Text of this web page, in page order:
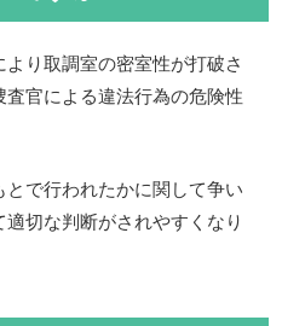
り取調室の密室性が打破さ
官による違法行為の危険性
で行われたかに関して争い
切な判断がされやすくなり